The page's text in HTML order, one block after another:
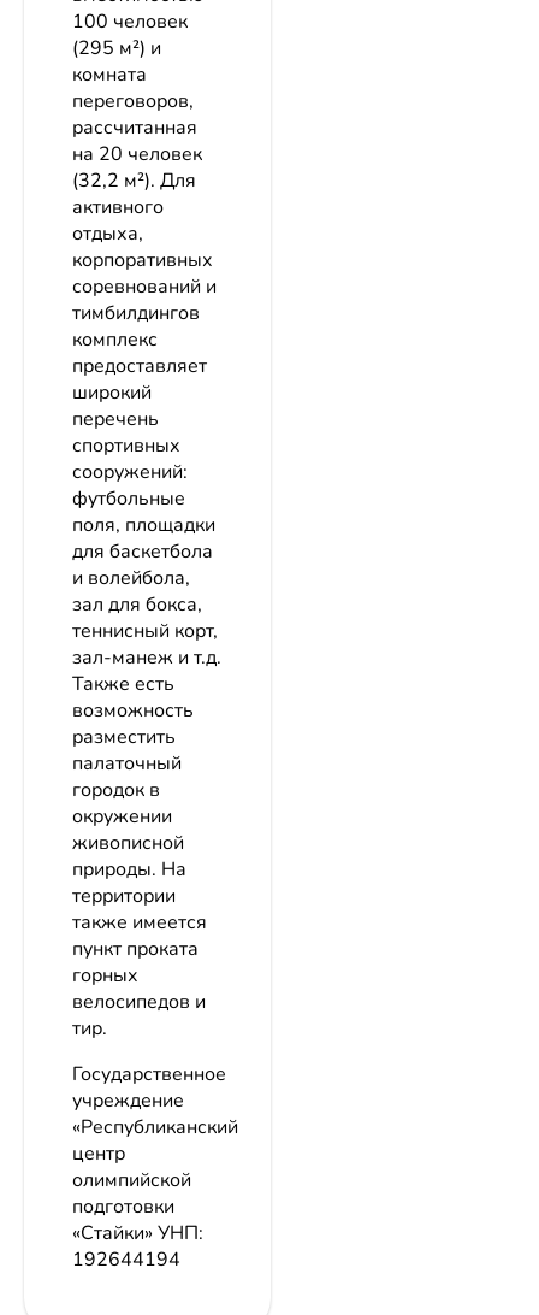
100 человек
(295 м²) и
комната
переговоров,
рассчитанная
на 20 человек
(32,2 м²). Для
активного
отдыха,
корпоративных
соревнований и
тимбилдингов
комплекс
предоставляет
широкий
перечень
спортивных
сооружений:
футбольные
поля, площадки
для баскетбола
и волейбола,
зал для бокса,
теннисный корт,
зал-манеж и т.д.
Также есть
возможность
разместить
палаточный
городок в
окружении
живописной
природы. На
территории
также имеется
пункт проката
горных
велосипедов и
тир.
Государственное
учреждение
«Республиканский
центр
олимпийской
подготовки
«Стайки» УНП:
192644194